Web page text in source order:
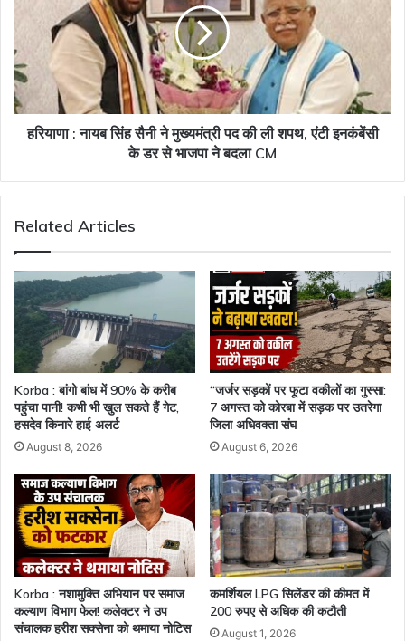
ने
मुख्यमंत्री
पद
की
डर
ने
बदला
CM
हरियाणा : नायब सिंह सैनी ने मुख्यमंत्री पद की ली शपथ, एंटी इनकंबेंसी
के डर से भाजपा ने बदला CM
Related Articles
Korba : बांगो बांध में 90% के करीब
पहुंचा पानी! कभी भी खुल सकते हैं गेट,
हसदेव किनारे हाई अलर्ट
August 8, 2026
“जर्जर सड़कों पर फूटा वकीलों का गुस्सा:
7 अगस्त को कोरबा में सड़क पर उतरेगा
जिला अधिवक्ता संघ
August 6, 2026
Korba : नशामुक्ति अभियान पर समाज
कल्याण विभाग फेल! कलेक्टर ने उप
संचालक हरीश सक्सेना को थमाया नोटिस
कमर्शियल LPG सिलेंडर की कीमत में
200 रुपए से अधिक की कटौती
August 1, 2026